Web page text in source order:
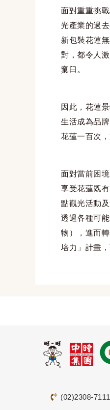
面對重重挑
光產業的過
新包裝花蓮
對，都令人
窠臼。
因此，花蓮
生活成為品
花蓮一百次
面對當前困
享受花蓮既
點觀光活動
透過各種可
物），進而
培力」 計畫
(02)2308-7111